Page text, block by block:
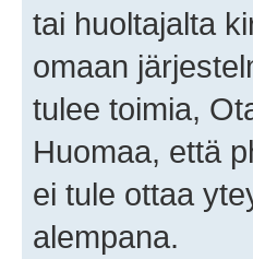
tai huoltajalta
omaan
tulee toimia,
Huomaa, että
ei tule ottaa
alempana.